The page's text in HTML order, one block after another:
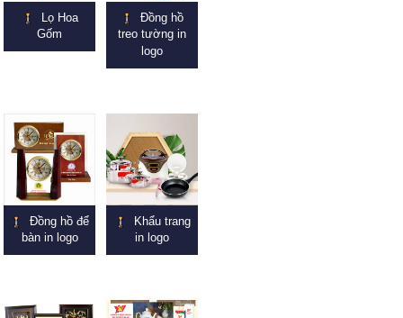
Lọ Hoa
Gốm
Đồng hồ
treo tường in
logo
Đồng hồ để
bàn in logo
Khẩu trang
in logo